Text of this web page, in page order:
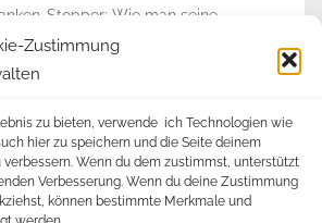
Zustimmung
zu bieten, verwende ich Technologien wie
hier zu speichern und die Seite deinem
verbessern. Wenn du dem zustimmst, unterstützt
Verbesserung. Wenn du deine Zustimmung
können bestimmte Merkmale und
Stopper: Wie man seine
Gedanken stoppt
Zur Info-Seite